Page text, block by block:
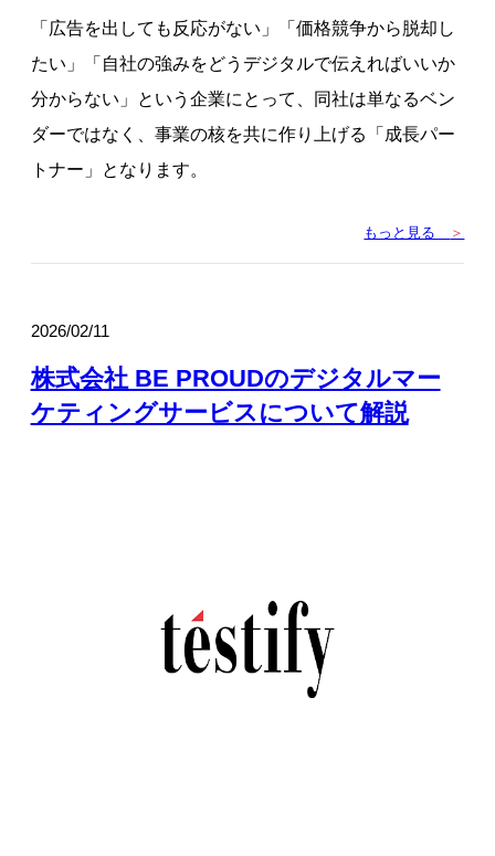
「広告を出しても反応がない」「価格競争から脱却し
たい」「自社の強みをどうデジタルで伝えればいいか
分からない」という企業にとって、同社は単なるベン
ダーではなく、事業の核を共に作り上げる「成長パー
トナー」となります。
もっと見る ＞
2026/02/11
株式会社 BE PROUDのデジタルマー
ケティングサービスについて解説